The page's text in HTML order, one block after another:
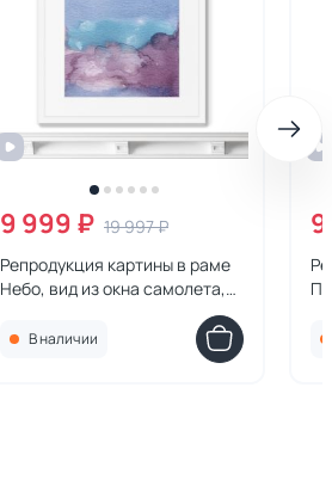
9 999 ₽ 19 997 ₽
Репродукция картины в раме
Небо, вид из окна самолета,
В наличии